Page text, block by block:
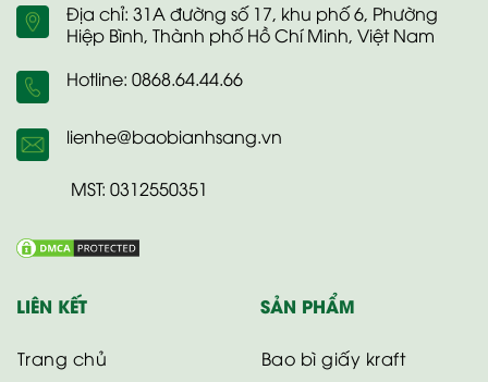
Địa chỉ: 31A đường số 17, khu phố 6, Phường
Hiệp Bình, Thành phố Hồ Chí Minh, Việt Nam
Hotline: 0868.64.44.66
lienhe@baobianhsang.vn
MST: 0312550351
LIÊN KẾT
Trang chủ
SẢN PHẨM
Bao bì giấy kraft